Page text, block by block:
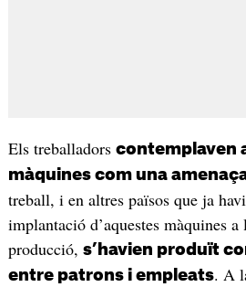
Els treballadors contemplaven
màquines com una
treball, i en altres països que ja
implantació d’aquestes màquines a
producció, s’havien produït
entre patrons i empleats. A